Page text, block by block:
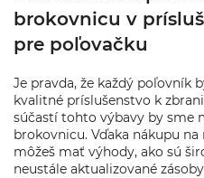
brokovnicu v
pre poľovačku
Je pravda, že každý poľovník
kvalitné príslušenstvo k
súčastí tohto výbavy by sme
brokovnicu. Vďaka nákupu
môžeš mať výhody, ako sú
neustále aktualizované